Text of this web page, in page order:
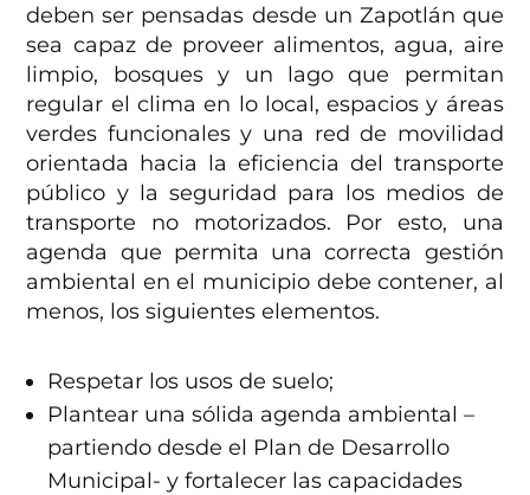
deben ser pensadas desde un Zapotlán que
sea capaz de proveer alimentos, agua, aire
limpio, bosques y un lago que permitan
regular el clima en lo local, espacios y áreas
verdes funcionales y una red de movilidad
orientada hacia la eficiencia del transporte
público y la seguridad para los medios de
transporte no motorizados. Por esto, una
agenda que permita una correcta gestión
ambiental en el municipio debe contener, al
menos, los siguientes elementos.
Respetar los usos de suelo;
Plantear una sólida agenda ambiental –
partiendo desde el Plan de Desarrollo
Municipal- y fortalecer las capacidades